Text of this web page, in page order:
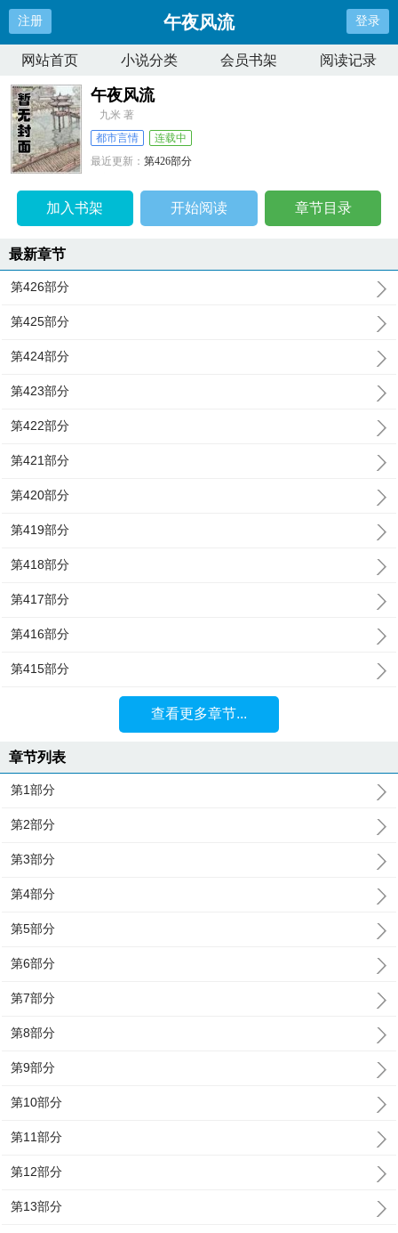
注册 午夜风流 登录
网站首页 小说分类 会员书架 阅读记录
午夜风流
九米 著
都市言情
连载中
最近更新：第426部分
加入书架 开始阅读 章节目录
最新章节
第426部分
第425部分
第424部分
第423部分
第422部分
第421部分
第420部分
第419部分
第418部分
第417部分
第416部分
第415部分
查看更多章节...
章节列表
第1部分
第2部分
第3部分
第4部分
第5部分
第6部分
第7部分
第8部分
第9部分
第10部分
第11部分
第12部分
第13部分